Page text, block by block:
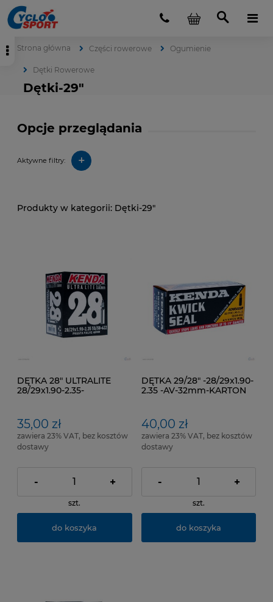
Strona główna Części rowerowe Ogumienie
Dętki Rowerowe
Dętki-29"
Opcje przeglądania
Aktywne filtry: +
Dętki-29"
DĘTKA 28" ULTRALITE
28/29x1.90-2.35-
35,00 zł
zawiera 23% VAT, bez kosztów
dostawy
- +
szt.
do koszyka
DĘTKA 29/28" -28/29x1.90-
2.35 -AV-32mm-KARTON
40,00 zł
zawiera 23% VAT, bez kosztów
dostawy
- +
szt.
do koszyka